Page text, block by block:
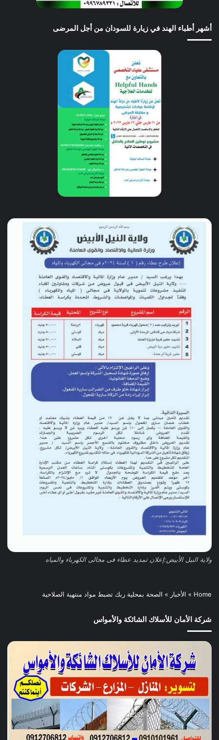
أشهر أطباء الهند في زيارة للسودان من أجل المرضى
ولاية النيل الأبيض:إعلان تمديد عطاء فى مجالى الكهرباء والمياه
Home
» الأخبار » الصحة بمحلية ربك تضبط مواد منتهية الصلاحية
شركة الأمان للأسلاك الشائكة والأمواس